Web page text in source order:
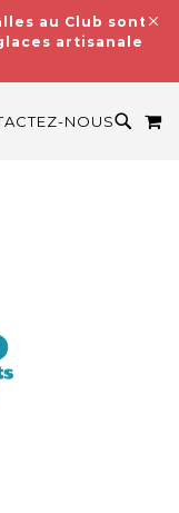
au Club sont
artisanales
NOUS